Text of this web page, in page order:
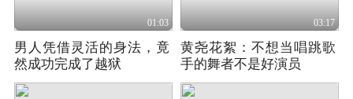
01:03
男人凭借灵活的身法，竟
然成功完成了越狱
03:17
黄尧花絮：不想当唱跳歌
手的舞者不是好演员